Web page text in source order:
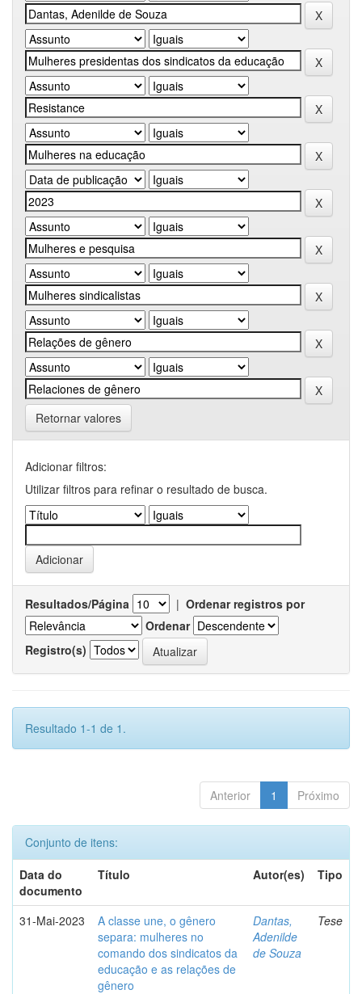
Retornar valores
Adicionar filtros:
Utilizar filtros para refinar o resultado de busca.
Resultados/Página | Ordenar registros por
Ordenar
Registro(s)
Resultado 1-1 de 1.
Anterior 1 Próximo
Conjunto de itens:
Data do
documento
Título Autor(es) Tipo
31-Mai-2023
A classe une, o gênero
separa: mulheres no
comando dos sindicatos da
educação e as relações de
gênero
Dantas,
Adenilde
de Souza
Tese